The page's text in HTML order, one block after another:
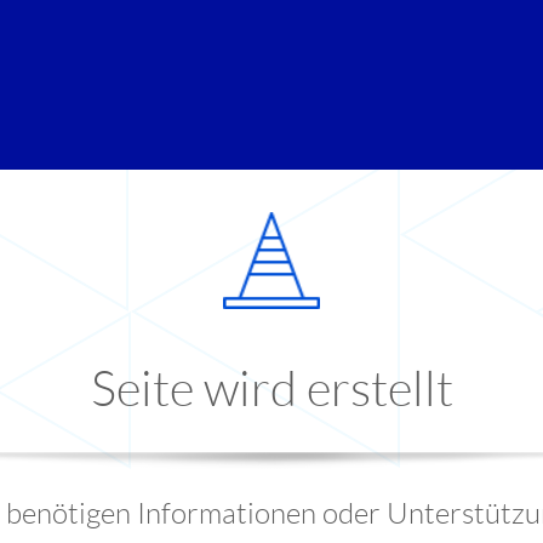
Seite wird erstellt
benötigen Informationen oder